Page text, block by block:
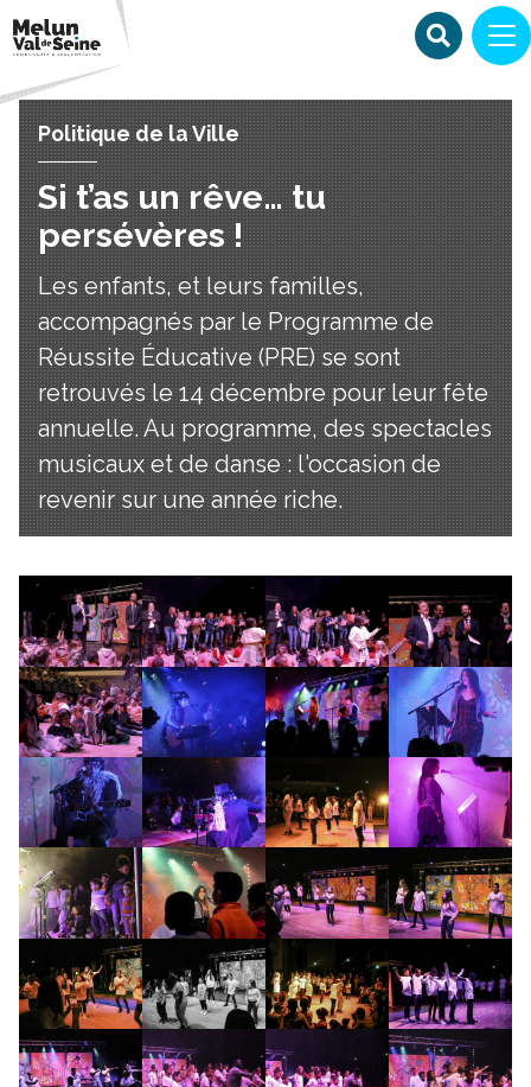
Politique de la Ville
Si t’as un rêve… tu
persévères !
Les enfants, et leurs familles,
accompagnés par le Programme de
Réussite Éducative (PRE) se sont
retrouvés le 14 décembre pour leur fête
annuelle. Au programme, des spectacles
musicaux et de danse : l'occasion de
revenir sur une année riche.